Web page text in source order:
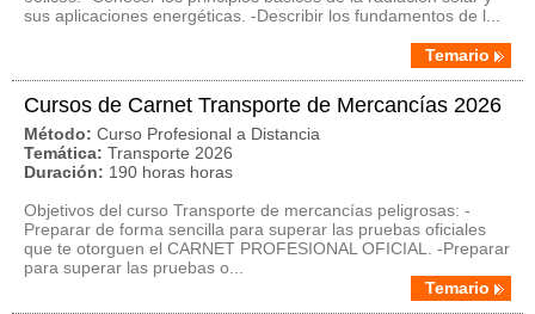
sus aplicaciones energéticas. -Describir los fundamentos de l...
Temario
Cursos de Carnet Transporte de Mercancías 2026
Método: Curso Profesional a Distancia
Temática: Transporte 2026
Duración: 190 horas horas
Objetivos del curso Transporte de mercancías peligrosas: -
Preparar de forma sencilla para superar las pruebas oficiales
que te otorguen el CARNET PROFESIONAL OFICIAL. -Preparar
para superar las pruebas o...
Temario